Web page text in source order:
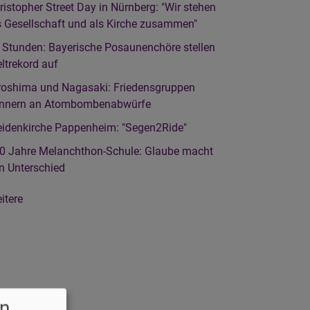
Street Day in Nürnberg: "Wir stehen
Gesellschaft und als Kirche zusammen"
Bayerische Posaunenchöre stellen
auf
und Nagasaki: Friedensgruppen
an Atombombenabwürfe
Pappenheim: "Segen2Ride"
Jahre Melanchthon-Schule: Glaube macht
Unterschied